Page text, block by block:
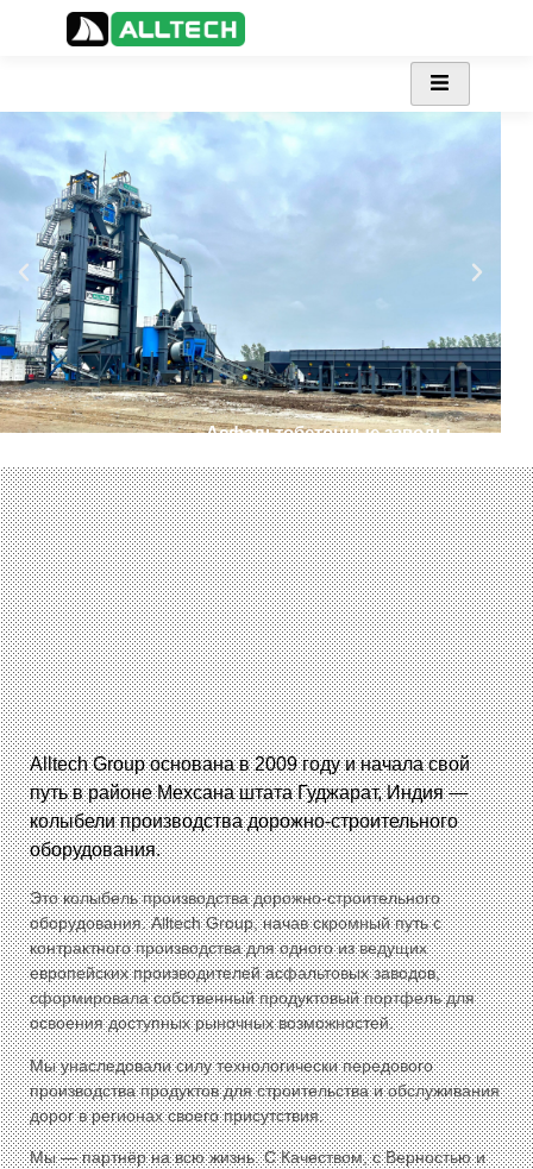
Асфальтобетонные заводы
Прочный | Надёжный |
Безотказный
Для производства горячей асфальтобетонной смеси,
способной укладывать дороги, готовые к будущему.
Узнать Больше
Alltech Group основана в 2009 году и начала свой
путь в районе Мехсана штата Гуджарат, Индия —
колыбели производства дорожно-строительного
оборудования.
Это колыбель производства дорожно-строительного
оборудования. Alltech Group, начав скромный путь с
контрактного производства для одного из ведущих
европейских производителей асфальтовых заводов,
сформировала собственный продуктовый портфель для
освоения доступных рыночных возможностей.
Мы унаследовали силу технологически передового
производства продуктов для строительства и обслуживания
дорог в регионах своего присутствия.
Мы — партнёр на всю жизнь. С Качеством, с Верностью и